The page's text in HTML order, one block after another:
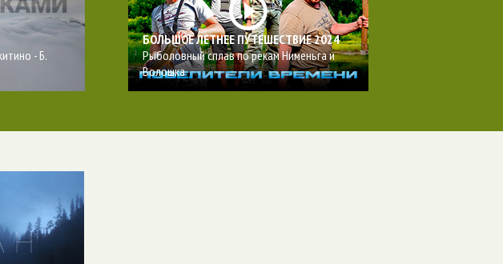
- Б.
БОЛЬШОЕ ЛЕТНЕЕ ПУТЕШЕСТВИЕ 2024
Рыболовный сплав по рекам Нименьга и
Волошка